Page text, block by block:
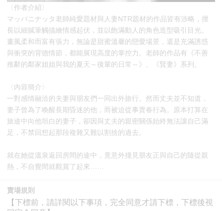
〈作者介紹〉
マッパニナッタ老師純愛題材與人妻NTR題材的作品皆有涉略，擅
長以細膩筆觸描繪情感起伏，並以飽滿動人的角色造型吸引目光。
畫風柔和而富有張力，無論是甜蜜溫馨的戀愛場景，還是充滿誘惑
與衝突的背德情節，都能展現高度的掌控力。老師的作品有《不善
推辭的鄰家姐姐與我的夏天～後輩的日常～》、《賢妻》系列。
〈內容簡介〉
一對感情融洽的夫妻與朋友們一同出外旅行。然而丈夫並不知道，
妻子曾為了喚醒長期昏迷的他，而被迫從事賣春行為。原本打算在
旅途中向他坦白的妻子，卻因與丈夫的親密關係始終無法讓自己滿
足，不禁回想起那段複雜又難以割捨的過去。
就在她從溫泉返回房間的途中，竟意外撞見朋友正與自己的隨從親
熱，不自覺間就觀賞了起來……
賣場規則